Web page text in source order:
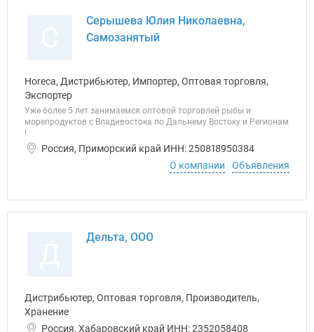
Серышева Юлия Николаевна,
Самозанятый
Horeca, Дистрибьютер, Импортер, Оптовая торговля,
Экспортер
Уже более 5 лет занимаемся оптовой торговлей рыбы и
морепродуктов с Владивостока по Дальнему Востоку и Регионам
!
Россия, Приморский край ИНН: 250818950384
О компании
Объявления
Дельта, ООО
Дистрибьютер, Оптовая торговля, Производитель,
Хранение
Россия, Хабаровский край ИНН: 2352058408